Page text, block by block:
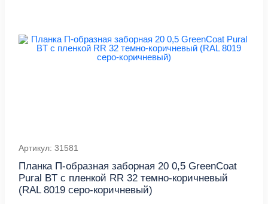
Артикул: 31581
Планка П-образная заборная 20 0,5 GreenCoat
Pural BT с пленкой RR 32 темно-коричневый
(RAL 8019 серо-коричневый)